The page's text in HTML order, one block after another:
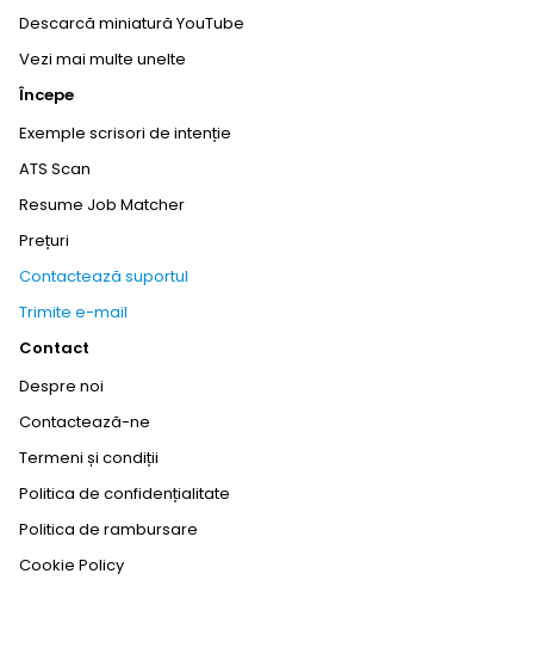
Descarcă miniatură YouTube
Vezi mai multe unelte
Începe
Exemple scrisori de intenție
ATS Scan
Resume Job Matcher
Prețuri
Contactează suportul
Trimite e-mail
Contact
Despre noi
Contactează-ne
Termeni și condiții
Politica de confidențialitate
Politica de rambursare
Cookie Policy